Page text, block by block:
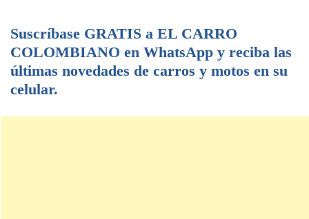
Suscríbase GRATIS a EL CARRO
COLOMBIANO en WhatsApp y reciba las
últimas novedades de carros y motos en su
celular.